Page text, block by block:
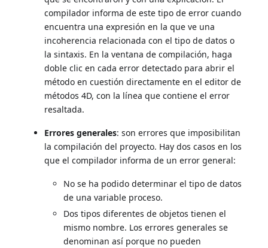
compilador informa de este tipo de error cuando
encuentra una expresión en la que ve una
incoherencia relacionada con el tipo de datos o
la sintaxis. En la ventana de compilación, haga
doble clic en cada error detectado para abrir el
método en cuestión directamente en el editor de
métodos 4D, con la línea que contiene el error
resaltada.
Errores generales: son errores que imposibilitan
la compilación del proyecto. Hay dos casos en los
que el compilador informa de un error general:
No se ha podido determinar el tipo de datos
de una variable proceso.
Dos tipos diferentes de objetos tienen el
mismo nombre. Los errores generales se
denominan así porque no pueden